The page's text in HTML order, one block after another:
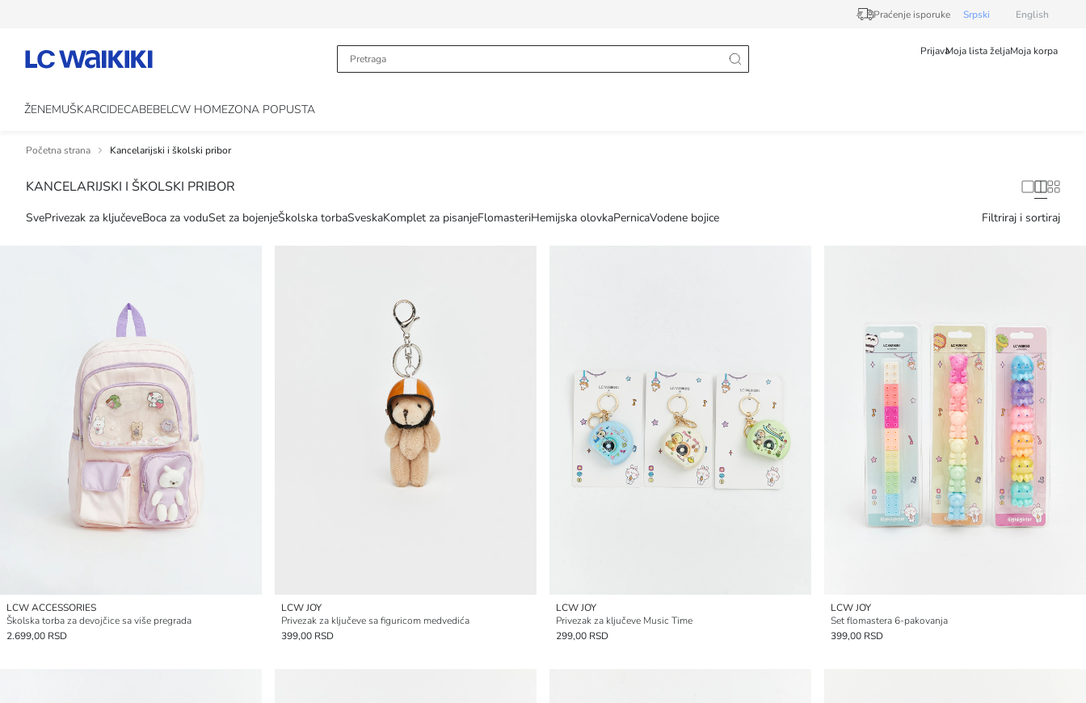
Praćenje isporuke Srpski English
PrijavaMoja lista željaMoja korpa
ŽENEMUŠKARCIDECABEBELCW HOMEZONA POPUSTA
Početna strana Kancelarijski i školski pribor
KANCELARIJSKI I ŠKOLSKI PRIBOR
SvePrivezak za ključeveBoca za voduSet za bojenjeŠkolska torbaSveskaKomplet za pisanjeFlomasteriHemijska olovkaPernicaVodene bojice Filtriraj i sortiraj
LCW ACCESSORIES
Školska torba za devojčice sa više pregrada
2.699,00 RSD
LCW JOY
Privezak za ključeve sa figuricom medvedića
399,00 RSD
LCW JOY
Privezak za ključeve Music Time
299,00 RSD
LCW JOY
Set flomastera 6-pakovanja
399,00 RSD